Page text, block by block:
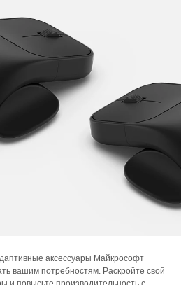
аксессуары Майкрософт
вашим потребностям. Раскройте свой